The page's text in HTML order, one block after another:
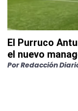
El Purruco
el nuevo
PorRedacción